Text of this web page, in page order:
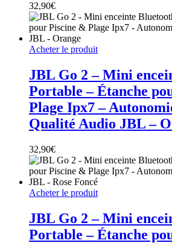
32,90€
Acheter le produit
JBL Go 2 – Mini
Portable – Étanche
Plage Ipx7 –
Qualité Audio JBL –
32,90€
Acheter le produit
JBL Go 2 – Mini
Portable – Étanche